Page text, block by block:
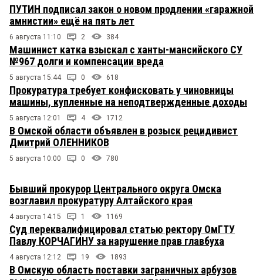
ПУТИН подписал закон о новом продлении «гаражной
амнистии» ещё на пять лет
6 августа 11:10 2 384
Машинист катка взыскал с ханты-мансийского СУ
№967 долги и компенсации вреда
5 августа 15:44 0 618
Прокуратура требует конфисковать у чиновницы
машины, купленные на неподтвержденные доходы
5 августа 12:01 4 1712
В Омской области объявлен в розыск рецидивист
Дмитрий ОЛЕННИКОВ
5 августа 10:00 0 780
Бывший прокурор Центрального округа Омска
возглавил прокуратуру Алтайского края
4 августа 14:15 1 1169
Суд переквалифицировал статью ректору ОмГТУ
Павлу КОРЧАГИНУ за нарушение прав главбуха
4 августа 12:12 19 1893
В Омскую область поставки заграничных арбузов